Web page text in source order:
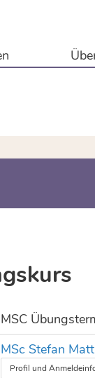
MSC
MSc Stefan Matt
Profil und